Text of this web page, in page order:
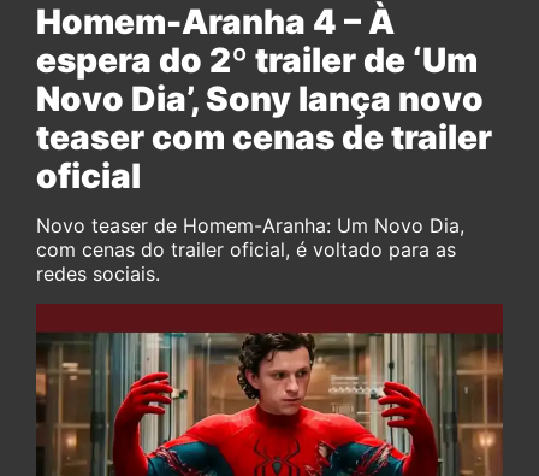
Homem-Aranha 4 – À
espera do 2º trailer de ‘Um
Novo Dia’, Sony lança novo
teaser com cenas de trailer
oficial
Novo teaser de Homem-Aranha: Um Novo Dia,
com cenas do trailer oficial, é voltado para as
redes sociais.